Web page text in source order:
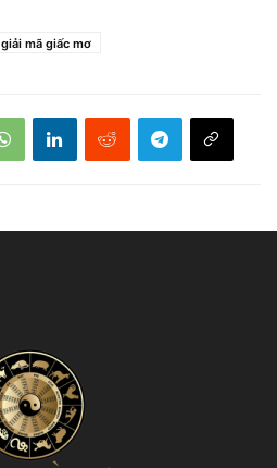
giải mã giấc mơ